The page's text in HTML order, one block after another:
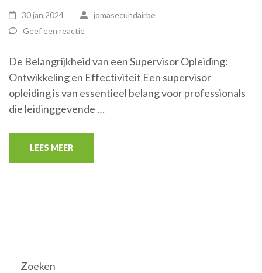
30 jan,2024
jomasecundairbe
Geef een reactie
De Belangrijkheid van een Supervisor Opleiding:
Ontwikkeling en Effectiviteit Een supervisor
opleiding is van essentieel belang voor professionals
die leidinggevende …
LEES MEER
Zoeken